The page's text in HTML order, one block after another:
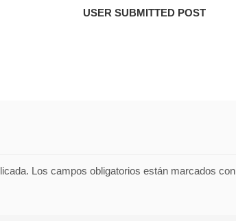
USER SUBMITTED POST
Los campos obligatorios están marcados con